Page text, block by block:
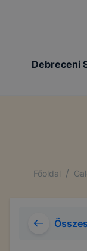
Debreceni
Főoldal /